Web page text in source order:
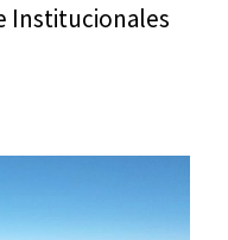
Institucionales